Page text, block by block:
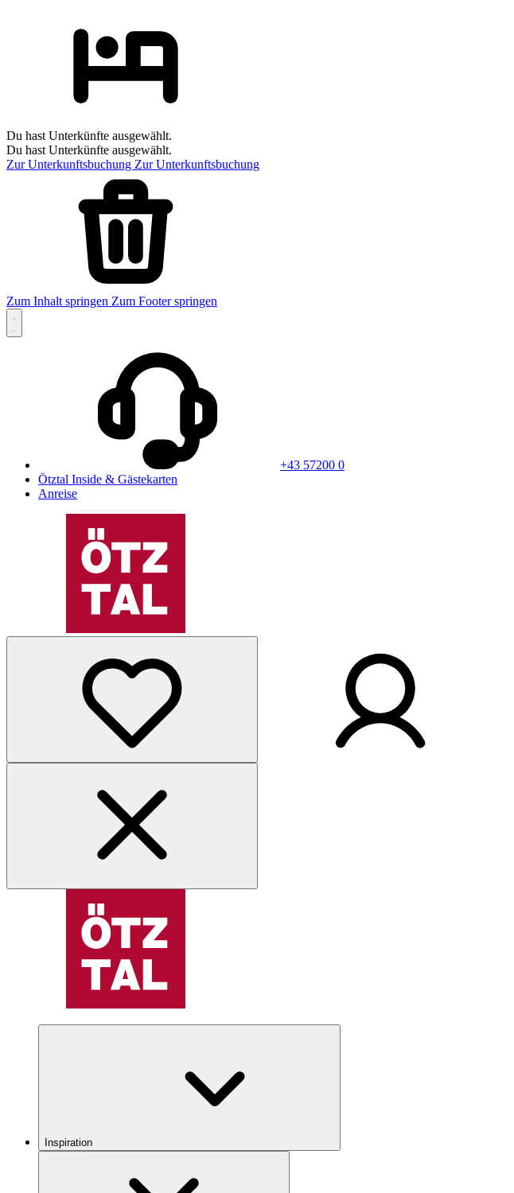
Du hast Unterkünfte ausgewählt.
Du hast Unterkünfte ausgewählt.
Zur Unterkunftsbuchung Zur Unterkunftsbuchung
Zum Inhalt springen Zum Footer springen
+43 57200 0
Ötztal Inside & Gästekarten
Anreise
Inspiration